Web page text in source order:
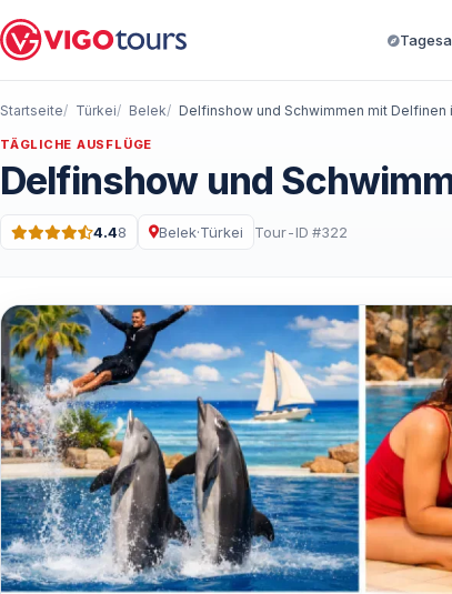
Startseite Türkei Belek
TÄGLICHE AUSFLÜGE
Delfinshow und
Bewertung: 4.4 von 5 · 8 Bewertungen
4.48 Belek·Türkei Tour-ID #322